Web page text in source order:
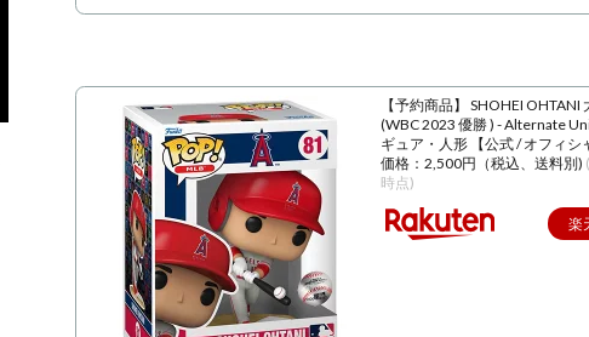
【予約商品】 SHOHEI OHTANI
(WBC 2023 優勝 ) - Alternate
ギュア・人形 【公式 / オフィシ
価格：2,500円（税込、送料別)
時点)
楽